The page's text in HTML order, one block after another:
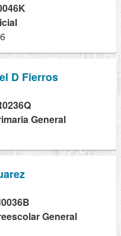
D Fierros
General
General